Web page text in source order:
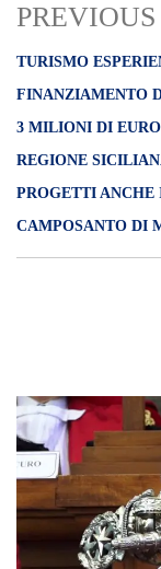
PREVIOUS
TURISMO
FINANZIAMENTO
3 MILIONI DI
REGIONE
PROGETTI ANCHE
CAMPOSANTO DI